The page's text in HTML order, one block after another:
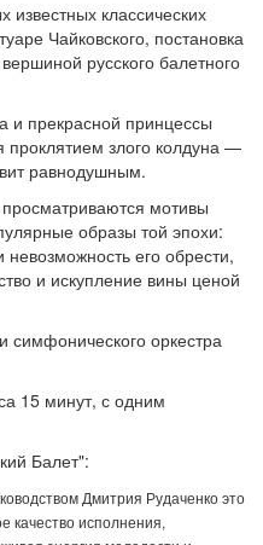
классических
Чайковского, постановка
русского балетного
и прекрасной принцессы
злого колдуна —
равнодушным.
мотивы
образы той эпохи:
его обрести,
и искупление вины ценой
симфонического оркестра
15 минут, с одним
Балет":
Дмитрия Рудаченко это
качество исполнения,